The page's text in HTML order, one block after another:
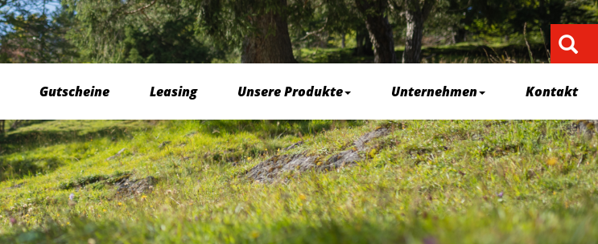
Gutscheine Leasing Unsere Produkte Unternehmen Kontakt